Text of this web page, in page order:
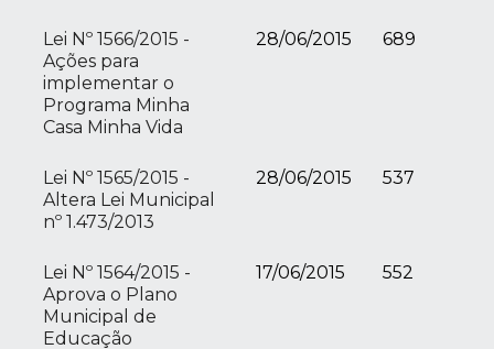
Lei Nº 1566/2015 -
Ações para
implementar o
Programa Minha
Casa Minha Vida
28/06/2015 689
Lei Nº 1565/2015 -
Altera Lei Municipal
nº 1.473/2013
28/06/2015 537
Lei Nº 1564/2015 -
Aprova o Plano
Municipal de
Educação
17/06/2015 552